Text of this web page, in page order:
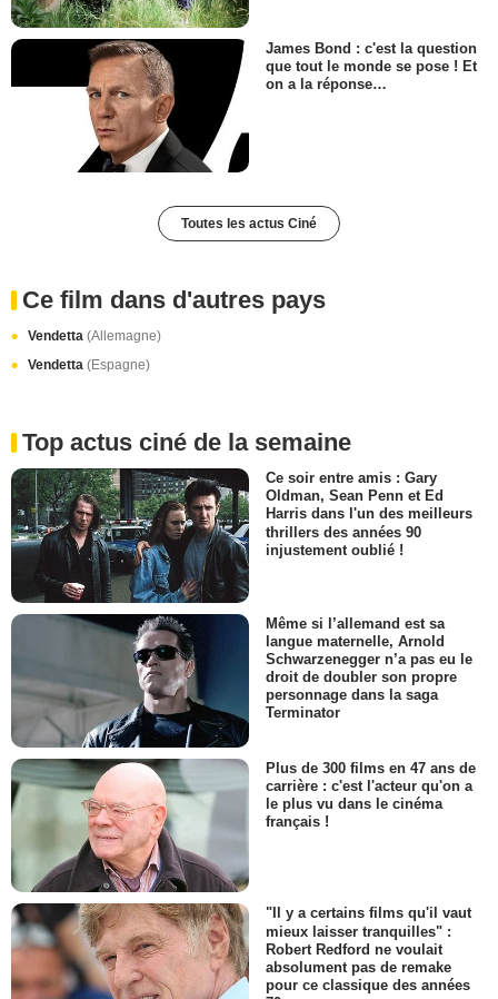
James Bond : c'est la question
que tout le monde se pose ! Et
on a la réponse…
Toutes les actus Ciné
Ce film dans d'autres pays
Vendetta (Allemagne)
Vendetta (Espagne)
Top actus ciné de la semaine
Ce soir entre amis : Gary
Oldman, Sean Penn et Ed
Harris dans l'un des meilleurs
thrillers des années 90
injustement oublié !
Même si l’allemand est sa
langue maternelle, Arnold
Schwarzenegger n’a pas eu le
droit de doubler son propre
personnage dans la saga
Terminator
Plus de 300 films en 47 ans de
carrière : c'est l'acteur qu'on a
le plus vu dans le cinéma
français !
"Il y a certains films qu'il vaut
mieux laisser tranquilles" :
Robert Redford ne voulait
absolument pas de remake
pour ce classique des années